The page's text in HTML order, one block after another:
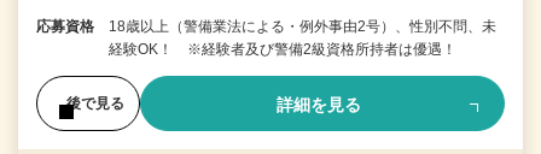
応募資格
18歳以上（警備業法による・例外事由2号）、性別不問、未
経験OK！ ※経験者及び警備2級資格所持者は優遇！
後で見る 詳細を見る